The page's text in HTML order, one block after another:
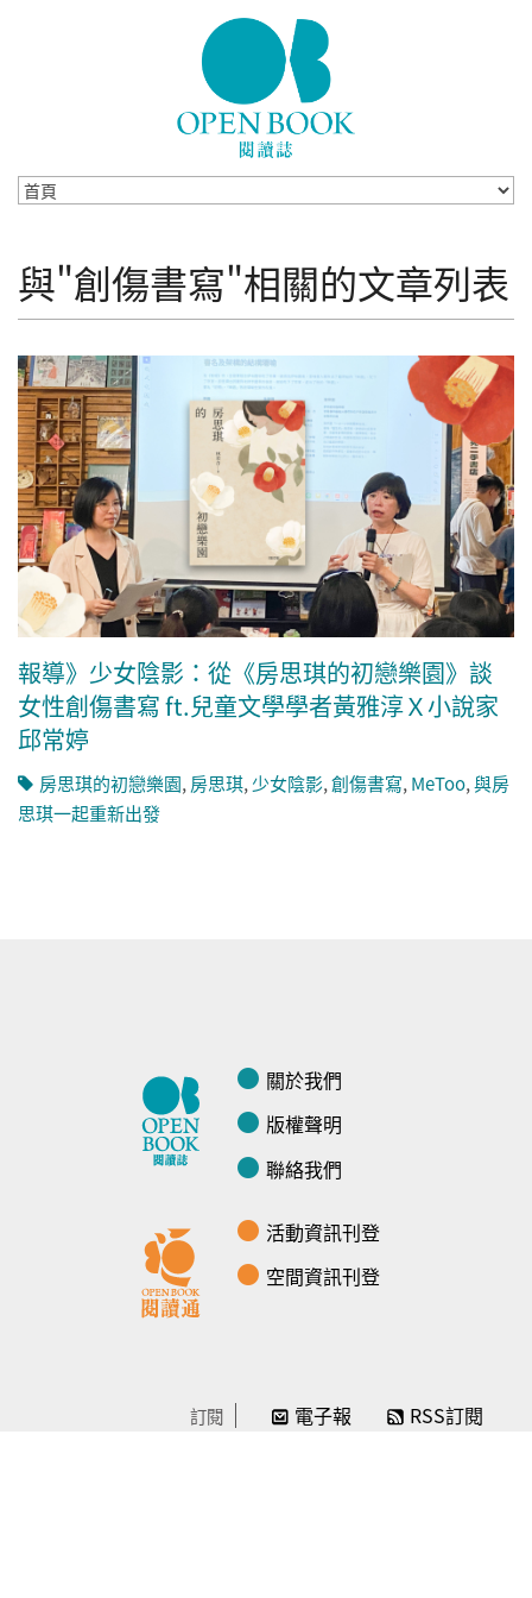
與"創傷書寫"相關的文章列表
報導》少女陰影：從《房思琪的初戀樂園》談
女性創傷書寫 ft.兒童文學學者黃雅淳Ｘ小說家
邱常婷
房思琪的初戀樂園,房思琪,少女陰影,創傷書寫,MeToo,與房
思琪一起重新出發
關於我們
版權聲明
聯絡我們
活動資訊刊登
空間資訊刊登
訂閱 電子報 RSS訂閱